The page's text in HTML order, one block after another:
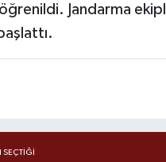
Jandarma
SEÇTIĞI